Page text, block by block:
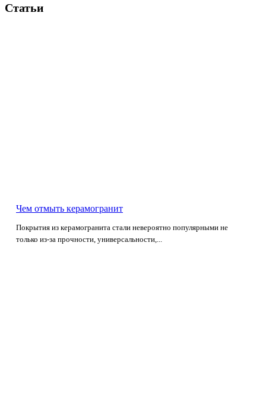
Статьи
Чем отмыть керамогранит
Покрытия из керамогранита стали невероятно популярными не
только из-за прочности, универсальности,...